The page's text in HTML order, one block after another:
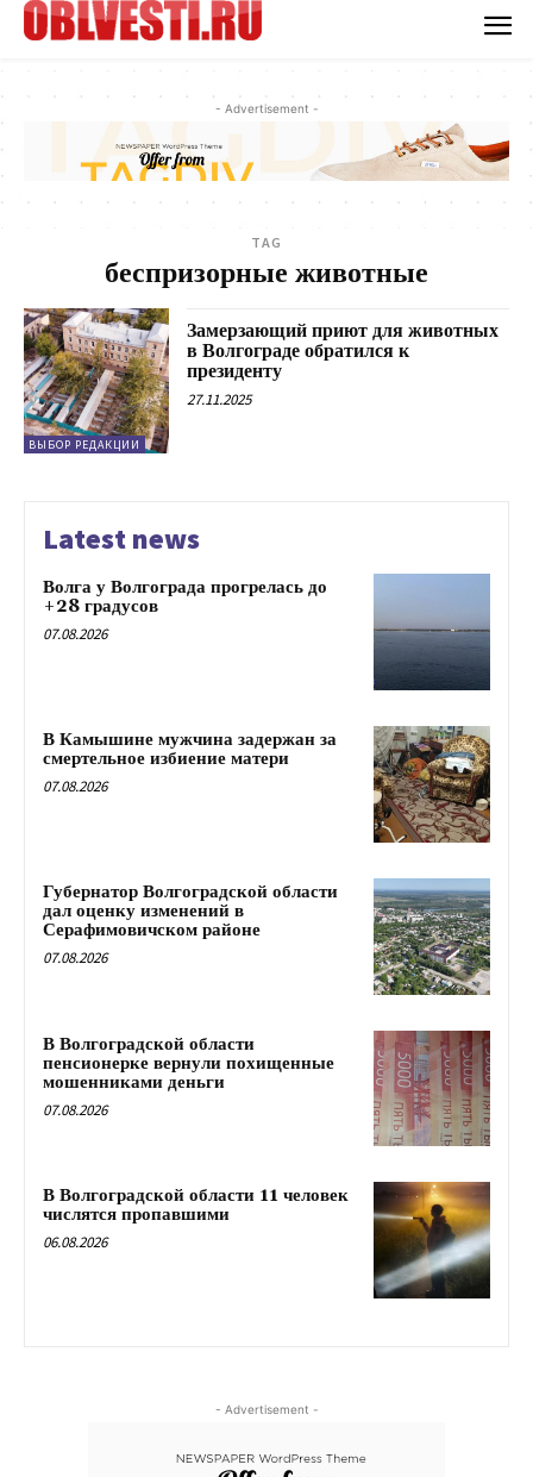
- Advertisement -
TAG
беспризорные животные
ВЫБОР РЕДАКЦИИ
Замерзающий приют для животных
в Волгограде обратился к
президенту
27.11.2025
Latest news
Волга у Волгограда прогрелась до
+28 градусов
07.08.2026
В Камышине мужчина задержан за
смертельное избиение матери
07.08.2026
Губернатор Волгоградской области
дал оценку изменений в
Серафимовичском районе
07.08.2026
В Волгоградской области
пенсионерке вернули похищенные
мошенниками деньги
07.08.2026
В Волгоградской области 11 человек
числятся пропавшими
06.08.2026
- Advertisement -